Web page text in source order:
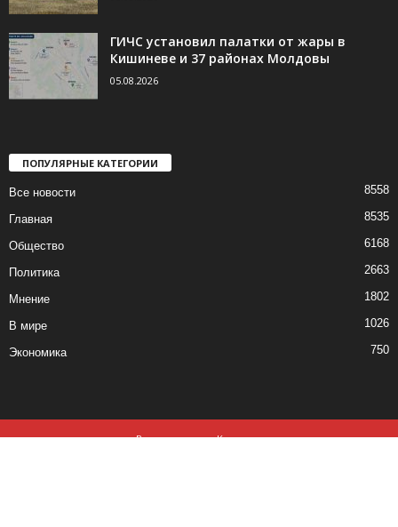
ГИЧС установил палатки от жары в
Кишиневе и 37 районах Молдовы
05.08.2026
ПОПУЛЯРНЫЕ КАТЕГОРИИ
Все новости 8558
Главная 8535
Общество 6168
Политика 2663
Мнение 1802
В мире 1026
Экономика 750
Все новости
Контакты